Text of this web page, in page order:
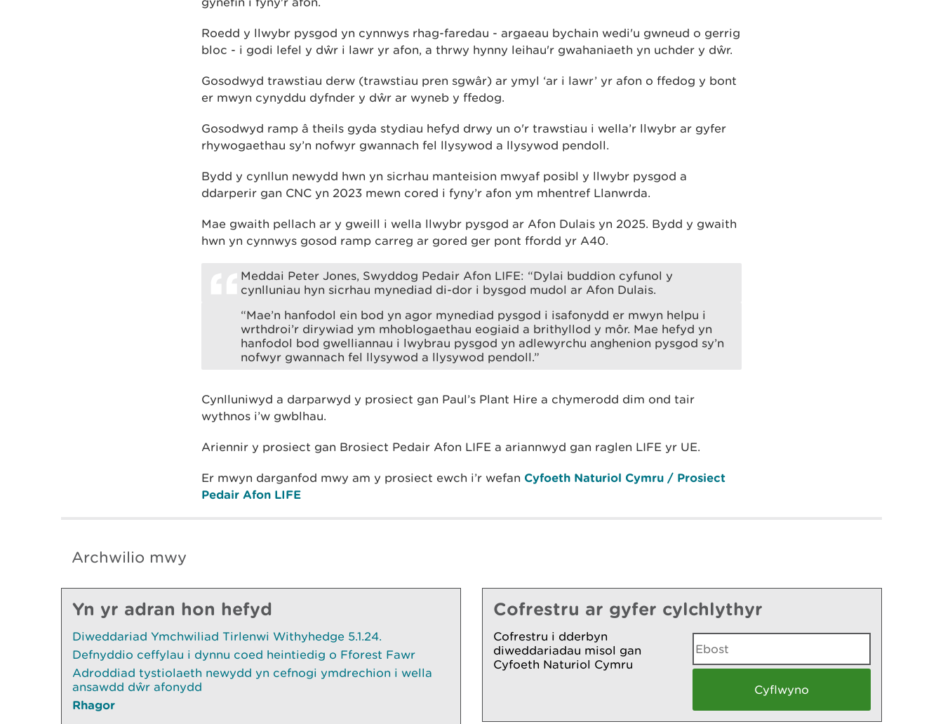
Roedd y llwybr pysgod yn cynnwys rhag-faredau - argaeau bychain wedi'u gwneud o gerrig
bloc - i godi lefel y dŵr i lawr yr afon, a thrwy hynny leihau'r gwahaniaeth yn uchder y dŵr.
Gosodwyd trawstiau derw (trawstiau pren sgwâr) ar ymyl ‘ar i lawr’ yr afon o ffedog y bont
er mwyn cynyddu dyfnder y dŵr ar wyneb y ffedog.
Gosodwyd ramp â theils gyda stydiau hefyd drwy un o'r trawstiau i wella’r llwybr ar gyfer
rhywogaethau sy’n nofwyr gwannach fel llysywod a llysywod pendoll.
Bydd y cynllun newydd hwn yn sicrhau manteision mwyaf posibl y llwybr pysgod a
ddarperir gan CNC yn 2023 mewn cored i fyny’r afon ym mhentref Llanwrda.
Mae gwaith pellach ar y gweill i wella llwybr pysgod ar Afon Dulais yn 2025. Bydd y gwaith
hwn yn cynnwys gosod ramp carreg ar gored ger pont ffordd yr A40.
Meddai Peter Jones, Swyddog Pedair Afon LIFE: “Dylai buddion cyfunol y
cynlluniau hyn sicrhau mynediad di-dor i bysgod mudol ar Afon Dulais.
“Mae’n hanfodol ein bod yn agor mynediad pysgod i isafonydd er mwyn helpu i
wrthdroi’r dirywiad ym mhoblogaethau eogiaid a brithyllod y môr. Mae hefyd yn
hanfodol bod gwelliannau i lwybrau pysgod yn adlewyrchu anghenion pysgod sy’n
nofwyr gwannach fel llysywod a llysywod pendoll.”
Cynlluniwyd a darparwyd y prosiect gan Paul’s Plant Hire a chymerodd dim ond tair
wythnos i’w gwblhau.
Ariennir y prosiect gan Brosiect Pedair Afon LIFE a ariannwyd gan raglen LIFE yr UE.
Er mwyn darganfod mwy am y prosiect ewch i’r wefan Cyfoeth Naturiol Cymru / Prosiect
Pedair Afon LIFE
Archwilio mwy
Yn yr adran hon hefyd
Diweddariad Ymchwiliad Tirlenwi Withyhedge 5.1.24.
Defnyddio ceffylau i dynnu coed heintiedig o Fforest Fawr
Adroddiad tystiolaeth newydd yn cefnogi ymdrechion i wella
ansawdd dŵr afonydd
Rhagor
Cofrestru ar gyfer cylchlythyr
Cofrestru i dderbyn
diweddariadau misol gan
Cyfoeth Naturiol Cymru